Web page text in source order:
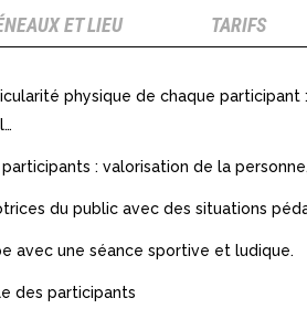
ET LIEU TARIFS
physique de chaque
: valorisation de la
du public avec des situations
avec une séance sportive et ludique.
des participants